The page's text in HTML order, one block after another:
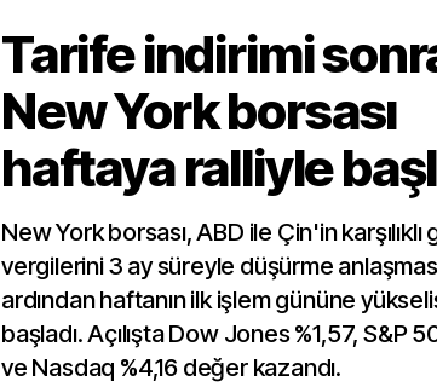
Tarife indirimi
New York borsası
haftaya ralliyle
New York borsası, ABD ile Çin'in karşılıklı
vergilerini 3 ay süreyle düşürme
ardından haftanın ilk işlem gününe
başladı. Açılışta Dow Jones %1,57, S&P
ve Nasdaq %4,16 değer kazandı.